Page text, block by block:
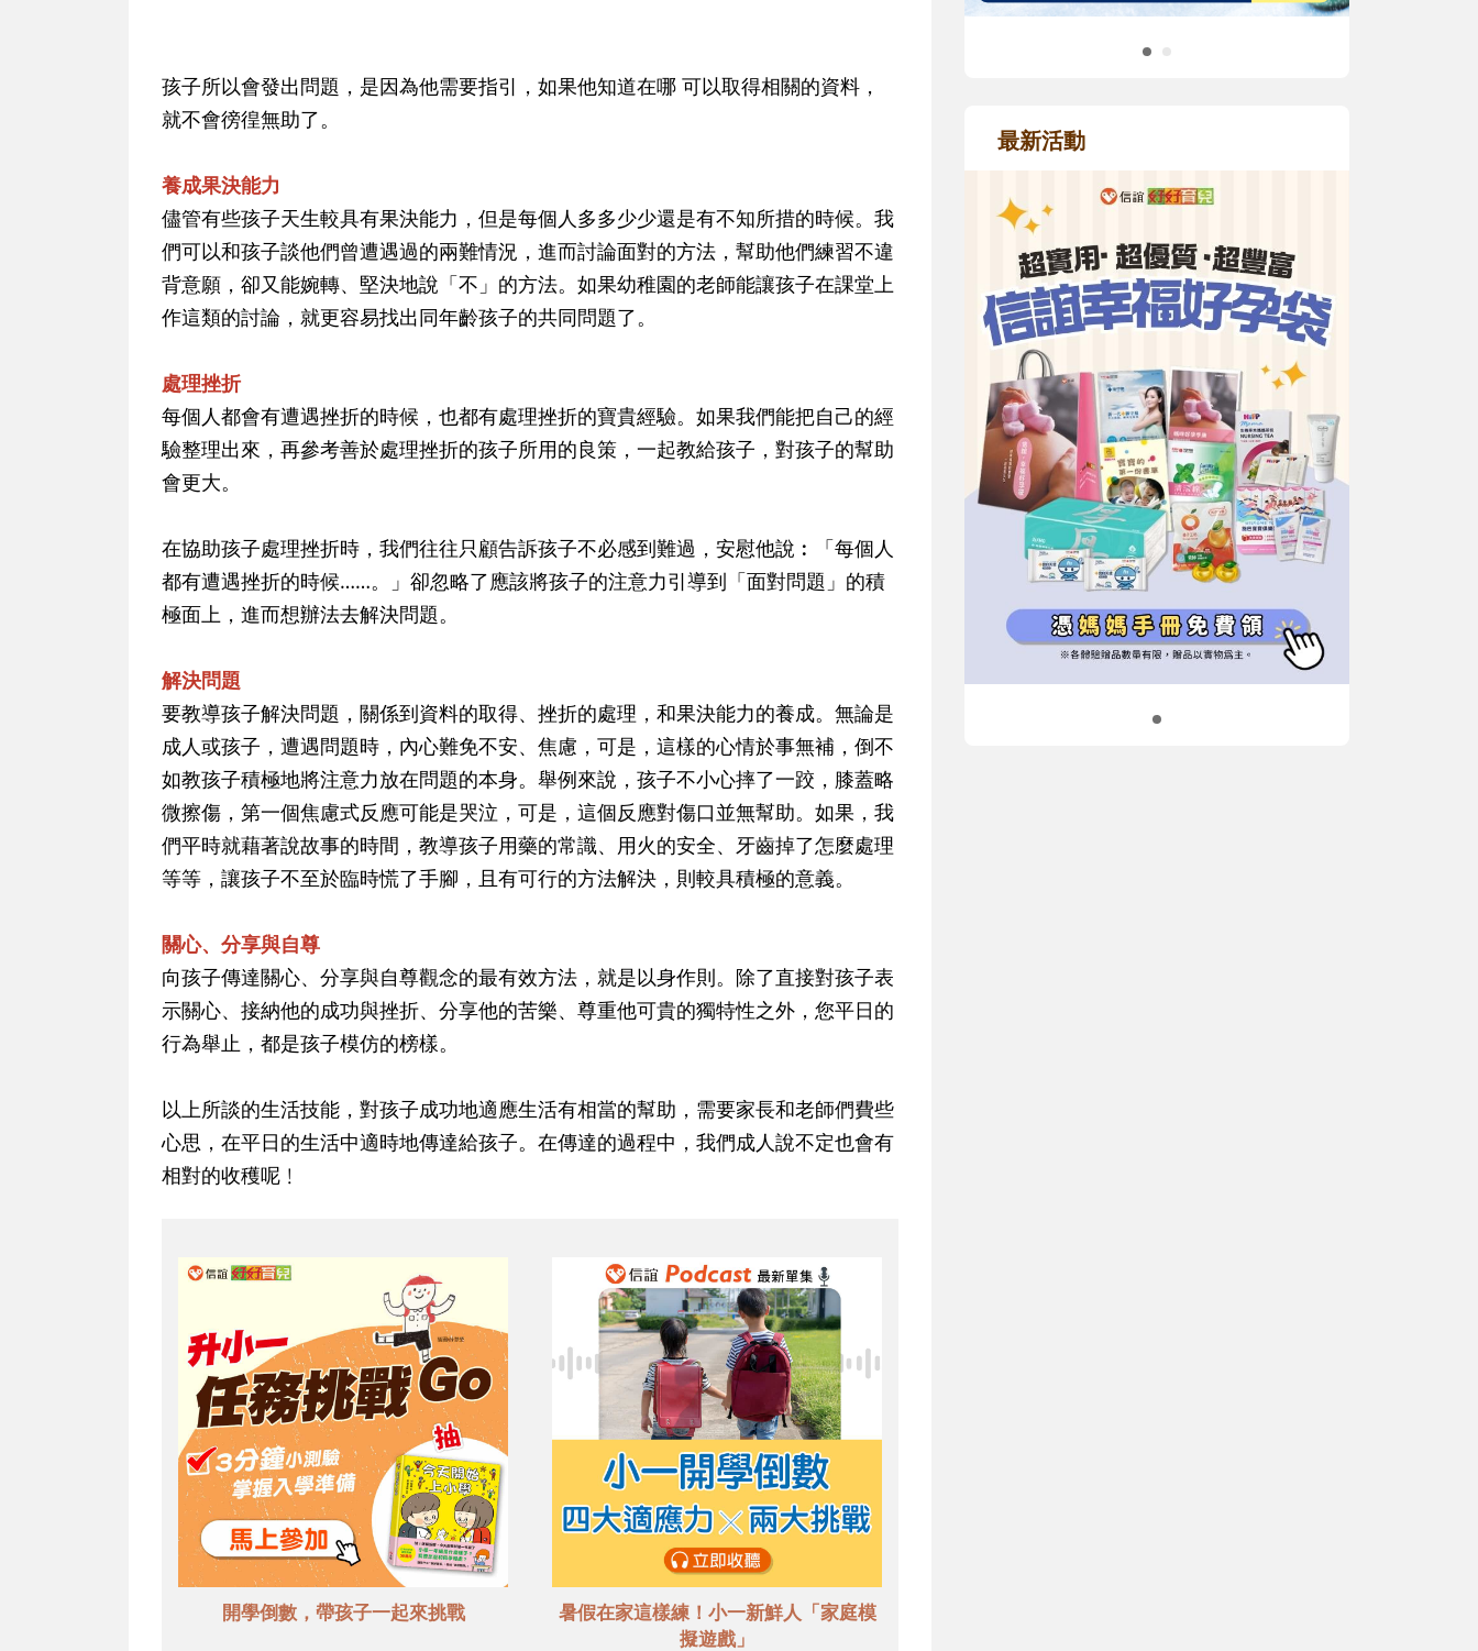
孩子所以會發出問題，是因為他需要指引，如果他知道在哪 可以取得相關的資料，
就不會徬徨無助了。
養成果決能力
儘管有些孩子天生較具有果決能力，但是每個人多多少少還是有不知所措的時候。我
們可以和孩子談他們曾遭遇過的兩難情況，進而討論面對的方法，幫助他們練習不違
背意願，卻又能婉轉、堅決地說「不」的方法。如果幼稚園的老師能讓孩子在課堂上
作這類的討論，就更容易找出同年齡孩子的共同問題了。
處理挫折
每個人都會有遭遇挫折的時候，也都有處理挫折的寶貴經驗。如果我們能把自己的經
驗整理出來，再參考善於處理挫折的孩子所用的良策，一起教給孩子，對孩子的幫助
會更大。
在協助孩子處理挫折時，我們往往只顧告訴孩子不必感到難過，安慰他說︰「每個人
都有遭遇挫折的時候……。」卻忽略了應該將孩子的注意力引導到「面對問題」的積
極面上，進而想辦法去解決問題。
解決問題
要教導孩子解決問題，關係到資料的取得、挫折的處理，和果決能力的養成。無論是
成人或孩子，遭遇問題時，內心難免不安、焦慮，可是，這樣的心情於事無補，倒不
如教孩子積極地將注意力放在問題的本身。舉例來說，孩子不小心摔了一跤，膝蓋略
微擦傷，第一個焦慮式反應可能是哭泣，可是，這個反應對傷口並無幫助。如果，我
們平時就藉著說故事的時間，教導孩子用藥的常識、用火的安全、牙齒掉了怎麼處理
等等，讓孩子不至於臨時慌了手腳，且有可行的方法解決，則較具積極的意義。
關心、分享與自尊
向孩子傳達關心、分享與自尊觀念的最有效方法，就是以身作則。除了直接對孩子表
示關心、接納他的成功與挫折、分享他的苦樂、尊重他可貴的獨特性之外，您平日的
行為舉止，都是孩子模仿的榜樣。
以上所談的生活技能，對孩子成功地適應生活有相當的幫助，需要家長和老師們費些
心思，在平日的生活中適時地傳達給孩子。在傳達的過程中，我們成人說不定也會有
相對的收穫呢﹗
開學倒數，帶孩子一起來挑戰
暑假在家這樣練！小一新鮮人「家庭模
擬遊戲」